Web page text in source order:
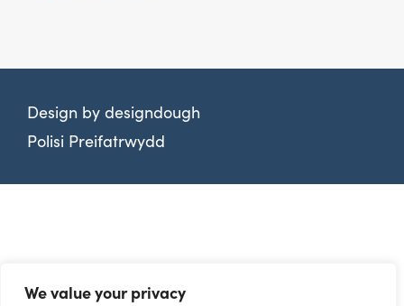
We value your privacy
Design by designdough
Polisi Preifatrwydd